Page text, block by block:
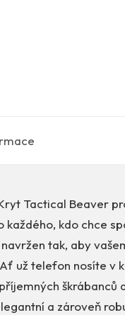
Tactical Beaver
každého, kdo chce
tak, aby
už telefon nosíte v
škrábanců
a zároveň